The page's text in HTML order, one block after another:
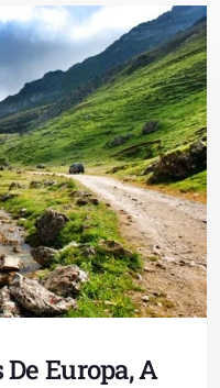
Europa, A